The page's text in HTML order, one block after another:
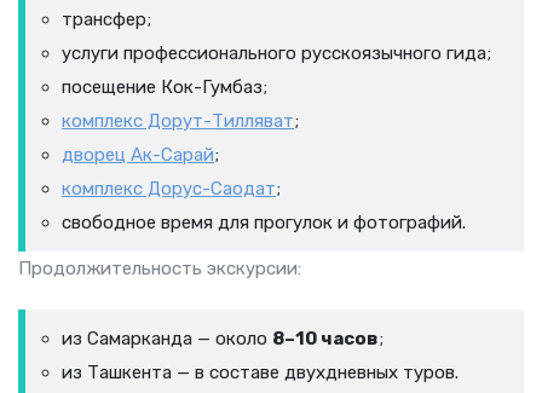
трансфер;
услуги профессионального русскоязычного гида;
посещение Кок-Гумбаз;
комплекс Дорут-Тилляват;
дворец Ак-Сарай;
комплекс Дорус-Саодат;
свободное время для прогулок и фотографий.
Продолжительность экскурсии:
из Самарканда — около 8–10 часов;
из Ташкента — в составе двухдневных туров.